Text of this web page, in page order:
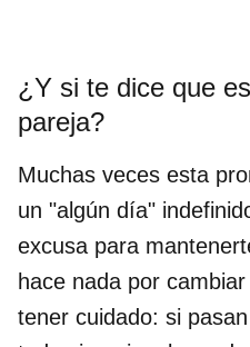
¿Y si te dice que
pareja?
Muchas veces esta
un "algún día"
excusa para
hace nada por
tener cuidado: si